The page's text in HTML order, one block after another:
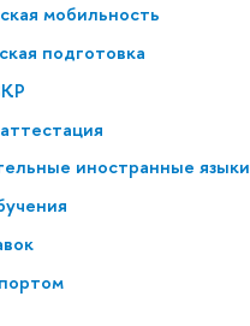
мобильность
подготовка
иностранные языки